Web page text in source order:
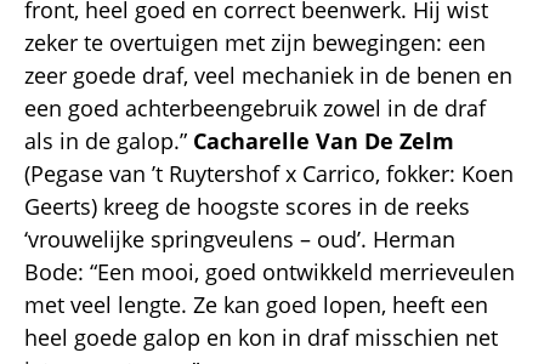
front, heel goed en correct beenwerk. Hij wist
zeker te overtuigen met zijn bewegingen: een
zeer goede draf, veel mechaniek in de benen en
een goed achterbeengebruik zowel in de draf
als in de galop.” Cacharelle Van De Zelm
(Pegase van ’t Ruytershof x Carrico, fokker: Koen
Geerts) kreeg de hoogste scores in de reeks
‘vrouwelijke springveulens – oud’. Herman
Bode: “Een mooi, goed ontwikkeld merrieveulen
met veel lengte. Ze kan goed lopen, heeft een
heel goede galop en kon in draf misschien net